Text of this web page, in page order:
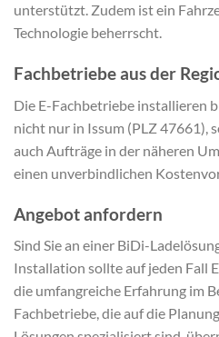
unterstützt. Zudem ist ein
Technologie beherrscht.
Fachbetriebe aus der
Die E-Fachbetriebe installieren
nicht nur in Issum (PLZ 47661),
auch Aufträge in der näheren
einen unverbindlichen
Angebot anfordern
Sind Sie an einer BiDi-
Installation sollte auf jeden Fall
die umfangreiche Erfahrung im
Fachbetriebe, die auf die